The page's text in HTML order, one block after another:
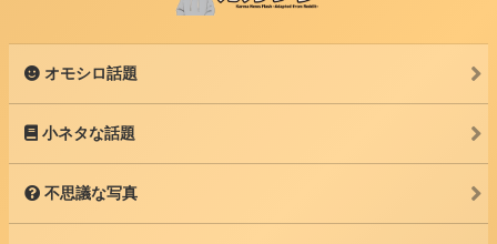
オモシロ話題
小ネタな話題
不思議な写真